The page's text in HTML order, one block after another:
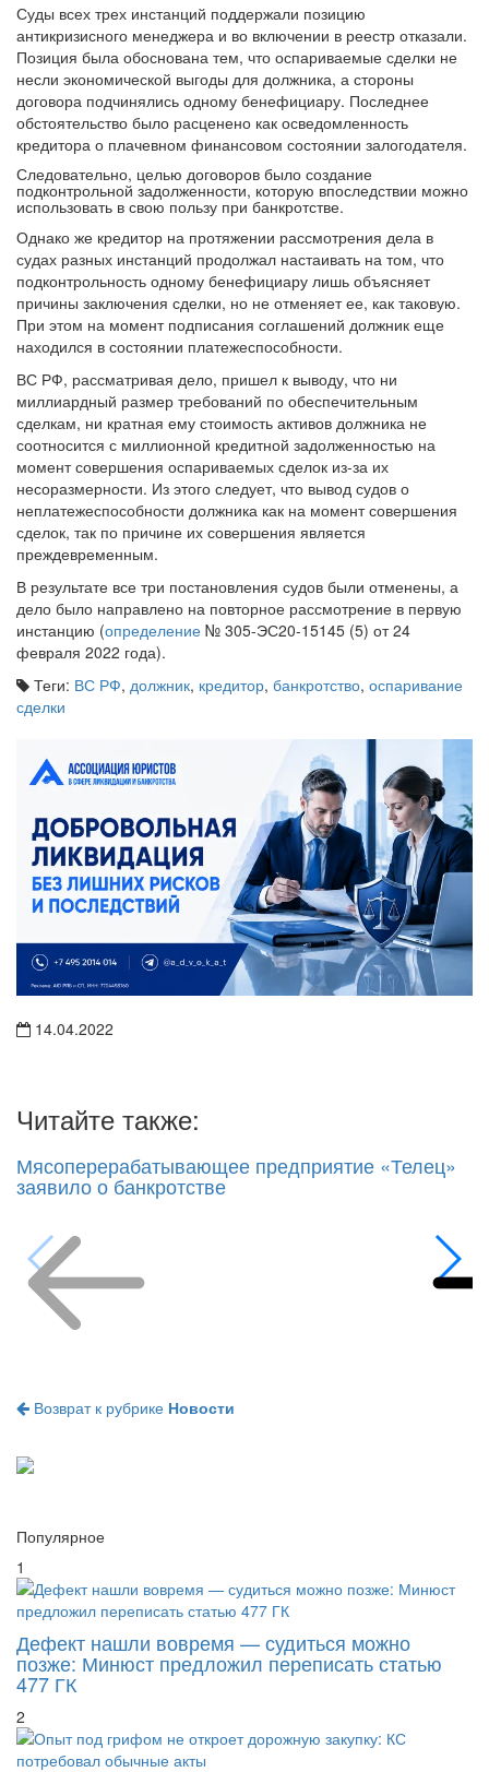
Суды всех трех инстанций поддержали позицию
антикризисного менеджера и во включении в реестр отказали.
Позиция была обоснована тем, что оспариваемые сделки не
несли экономической выгоды для должника, а стороны
договора подчинялись одному бенефициару. Последнее
обстоятельство было расценено как осведомленность
кредитора о плачевном финансовом состоянии залогодателя.
Следовательно, целью договоров было создание
подконтрольной задолженности, которую впоследствии можно
использовать в свою пользу при банкротстве.
Однако же кредитор на протяжении рассмотрения дела в
судах разных инстанций продолжал настаивать на том, что
подконтрольность одному бенефициару лишь объясняет
причины заключения сделки, но не отменяет ее, как таковую.
При этом на момент подписания соглашений должник еще
находился в состоянии платежеспособности.
ВС РФ, рассматривая дело, пришел к выводу, что ни
миллиардный размер требований по обеспечительным
сделкам, ни кратная ему стоимость активов должника не
соотносится с миллионной кредитной задолженностью на
момент совершения оспариваемых сделок из-за их
несоразмерности. Из этого следует, что вывод судов о
неплатежеспособности должника как на момент совершения
сделок, так по причине их совершения является
преждевременным.
В результате все три постановления судов были отменены, а
дело было направлено на повторное рассмотрение в первую
инстанцию (определение № 305-ЭС20-15145 (5) от 24
февраля 2022 года).
Теги: ВС РФ, должник, кредитор, банкротство, оспаривание
сделки
14.04.2022
Читайте также:
Мясоперерабатывающее предприятие «Телец»
заявило о банкротстве
Возврат к рубрике Новости
Популярное
1
Дефект нашли вовремя — судиться можно
позже: Минюст предложил переписать статью
477 ГК
2